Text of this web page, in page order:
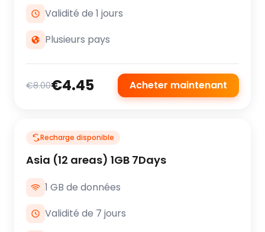
Validité de 1 jours
Plusieurs pays
€8.00€4.45 Acheter maintenant
Recharge disponible
Asia (12 areas) 1GB 7Days
1 GB de données
Validité de 7 jours